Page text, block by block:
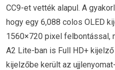
CC9-et vették alapul. A
hogy egy 6,088 colos OLED
1560×720 pixel felbontással,
A2 Lite-ban is Full HD+
kijelzőbe került az